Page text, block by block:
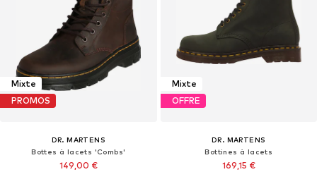
Mixte
PROMOS
DR. MARTENS
Bottes à lacets 'Combs'
149,00 €
Mixte
OFFRE
DR. MARTENS
Bottines à lacets
169,15 €